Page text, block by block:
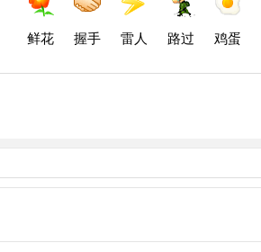
鲜花 握手 雷人 路过 鸡蛋